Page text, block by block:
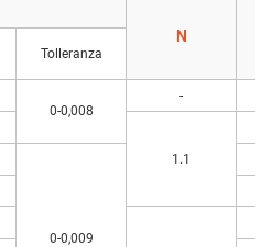
N
Tolleranza
0-0,008
-
1.1
0-0,009